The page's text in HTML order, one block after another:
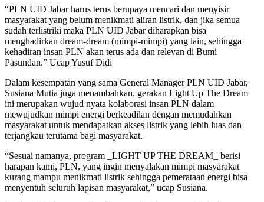
“PLN UID Jabar harus terus berupaya mencari dan menyisir
masyarakat yang belum menikmati aliran listrik, dan jika semua
sudah terlistriki maka PLN UID Jabar diharapkan bisa
menghadirkan dream-dream (mimpi-mimpi) yang lain, sehingga
kehadiran insan PLN akan terus ada dan relevan di Bumi
Pasundan.” Ucap Yusuf Didi
Dalam kesempatan yang sama General Manager PLN UID Jabar,
Susiana Mutia juga menambahkan, gerakan Light Up The Dream
ini merupakan wujud nyata kolaborasi insan PLN dalam
mewujudkan mimpi energi berkeadilan dengan memudahkan
masyarakat untuk mendapatkan akses listrik yang lebih luas dan
terjangkau terutama bagi masyarakat.
“Sesuai namanya, program _LIGHT UP THE DREAM_ berisi
harapan kami, PLN, yang ingin menyalakan mimpi masyarakat
kurang mampu menikmati listrik sehingga pemerataan energi bisa
menyentuh seluruh lapisan masyarakat,” ucap Susiana.